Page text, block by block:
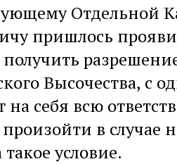
Отдельной
пришлось
Высочества, с
себя всю
в случае
условие.